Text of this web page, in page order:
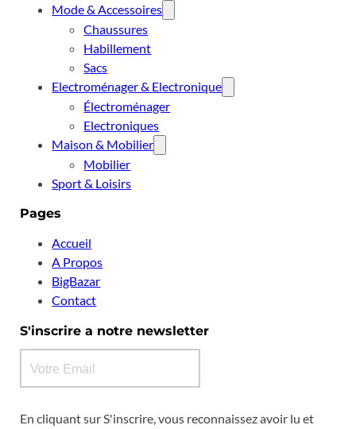
Mode & Accessoires
Chaussures
Habillement
Sacs
Electroménager & Electronique
Électroménager
Electroniques
Maison & Mobilier
Mobilier
Sport & Loisirs
Pages
Accueil
A Propos
BigBazar
Contact
S'inscrire a notre newsletter
En cliquant sur S'inscrire, vous reconnaissez avoir lu et